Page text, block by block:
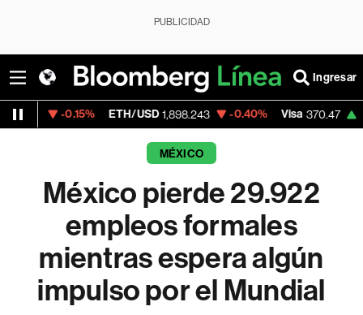
PUBLICIDAD
Ingresar
ETH/USD 1,898.243 -0.40% Visa 370.47 +0.52%
MÉXICO
México pierde 29.922
empleos formales
mientras espera algún
impulso por el Mundial